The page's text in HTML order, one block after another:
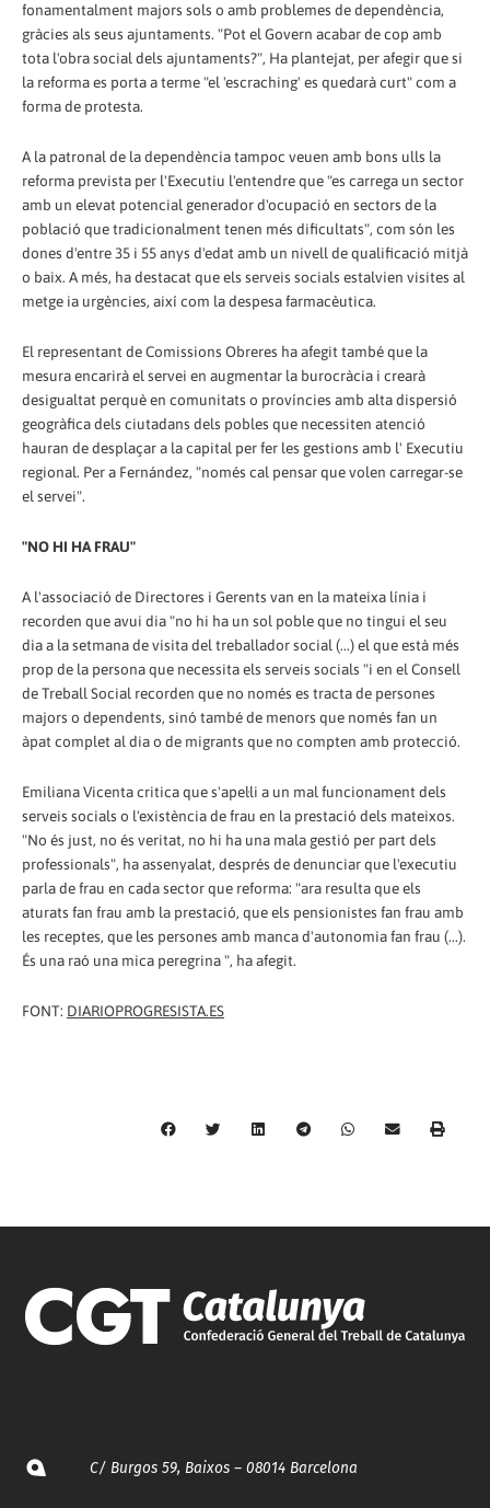
fonamentalment majors sols o amb problemes de dependència,
gràcies als seus ajuntaments. "Pot el Govern acabar de cop amb
tota l'obra social dels ajuntaments?", Ha plantejat, per afegir que si
la reforma es porta a terme "el 'escraching' es quedarà curt" com a
forma de protesta.
A la patronal de la dependència tampoc veuen amb bons ulls la
reforma prevista per l'Executiu l'entendre que "es carrega un sector
amb un elevat potencial generador d'ocupació en sectors de la
població que tradicionalment tenen més dificultats", com són les
dones d'entre 35 i 55 anys d'edat amb un nivell de qualificació mitjà
o baix. A més, ha destacat que els serveis socials estalvien visites al
metge ia urgències, així com la despesa farmacèutica.
El representant de Comissions Obreres ha afegit també que la
mesura encarirà el servei en augmentar la burocràcia i crearà
desigualtat perquè en comunitats o províncies amb alta dispersió
geogràfica dels ciutadans dels pobles que necessiten atenció
hauran de desplaçar a la capital per fer les gestions amb l' Executiu
regional. Per a Fernández, "només cal pensar que volen carregar-se
el servei".
"NO HI HA FRAU"
A l'associació de Directores i Gerents van en la mateixa línia i
recorden que avui dia "no hi ha un sol poble que no tingui el seu
dia a la setmana de visita del treballador social (...) el que està més
prop de la persona que necessita els serveis socials "i en el Consell
de Treball Social recorden que no només es tracta de persones
majors o dependents, sinó també de menors que només fan un
àpat complet al dia o de migrants que no compten amb protecció.
Emiliana Vicenta critica que s'apel·li a un mal funcionament dels
serveis socials o l'existència de frau en la prestació dels mateixos.
"No és just, no és veritat, no hi ha una mala gestió per part dels
professionals", ha assenyalat, després de denunciar que l'executiu
parla de frau en cada sector que reforma: "ara resulta que els
aturats fan frau amb la prestació, que els pensionistes fan frau amb
les receptes, que les persones amb manca d'autonomia fan frau (...).
És una raó una mica peregrina ", ha afegit.
FONT: DIARIOPROGRESISTA.ES
C/ Burgos 59, Baixos – 08014 Barcelona